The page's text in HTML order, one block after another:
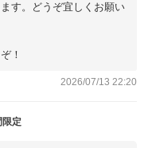
す。どうぞ宜しくお願い
！
2026/07/13 22:20
限定